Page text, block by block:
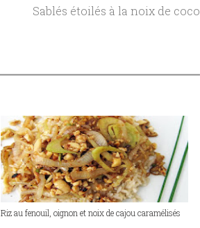
Sablés étoilés à la noix de coco
Riz au fenouil, oignon et noix de cajou caramélisés